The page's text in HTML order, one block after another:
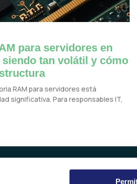
para servidores en
siendo tan volátil y cómo
RAM para servidores está
significativa. Para responsables IT,